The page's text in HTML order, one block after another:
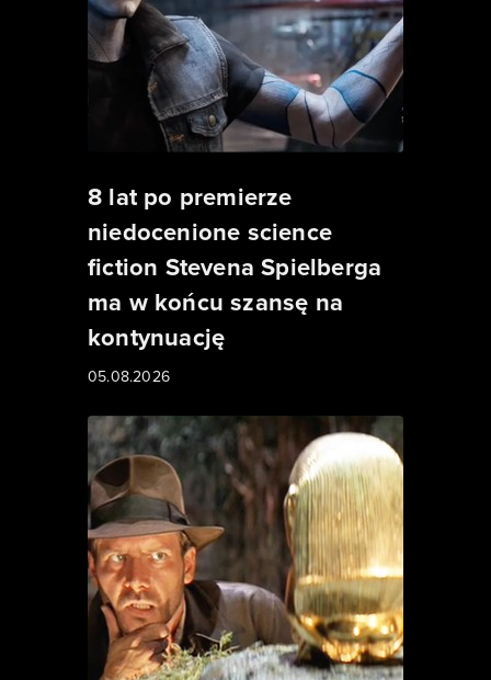
8 lat po premierze
niedocenione science
fiction Stevena Spielberga
ma w końcu szansę na
kontynuację
05.08.2026